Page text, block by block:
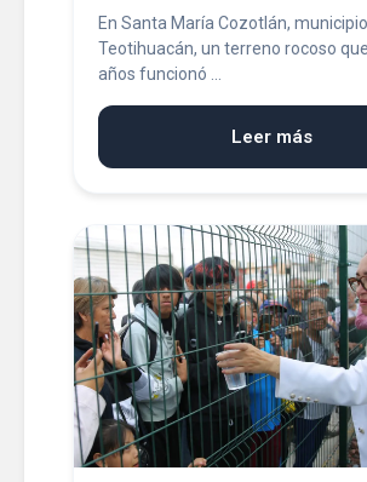
En Santa María Cozotlán,
Teotihuacán, un terreno rocoso
años funcionó ...
Leer más